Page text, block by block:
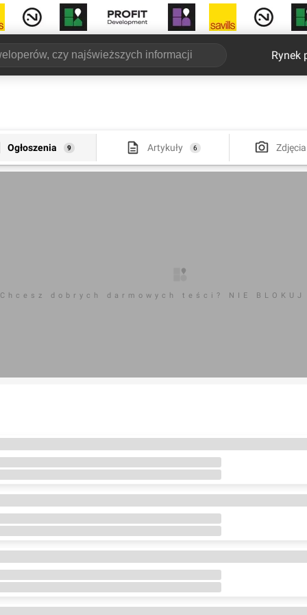
Rynek
Ogłoszenia 9 Artykuły 6 Zdjęcia
Chcesz dobrych darmowych teści? NIE BLOKUJ